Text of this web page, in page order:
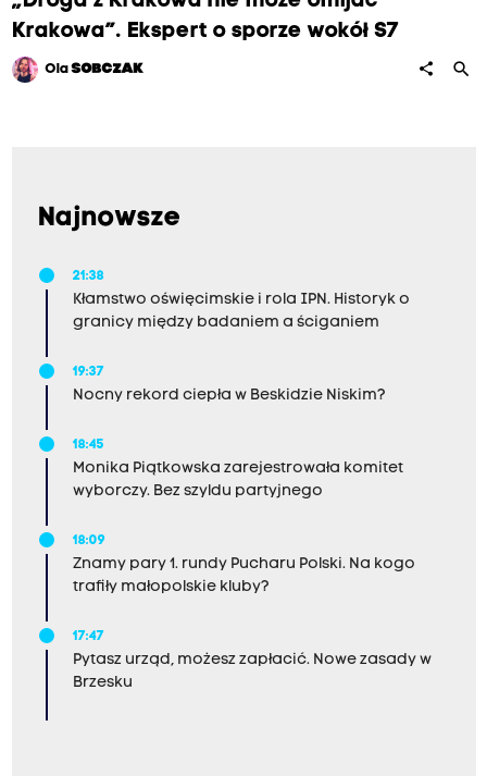
Krakowa”. Ekspert o sporze wokół S7
OlaSOBCZAK share search
Najnowsze
21:38
Kłamstwo oświęcimskie i rola IPN. Historyk o
granicy między badaniem a ściganiem
19:37
Nocny rekord ciepła w Beskidzie Niskim?
18:45
Monika Piątkowska zarejestrowała komitet
wyborczy. Bez szyldu partyjnego
18:09
Znamy pary 1. rundy Pucharu Polski. Na kogo
trafiły małopolskie kluby?
17:47
Pytasz urząd, możesz zapłacić. Nowe zasady w
Brzesku